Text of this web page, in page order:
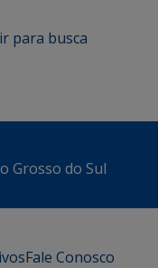
ir para busca
Grosso do Sul
Fale Conosco